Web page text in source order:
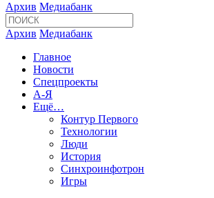
Архив Медиабанк
Архив Медиабанк
Главное
Новости
Спецпроекты
А-Я
Ещё…
Контур Первого
Технологии
Люди
История
Синхроинфотрон
Игры